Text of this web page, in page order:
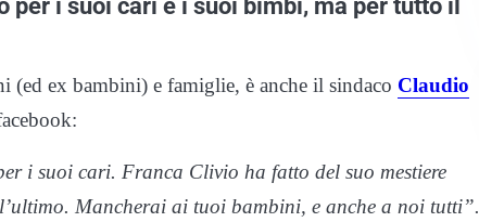
ex bambini) e famiglie, è anche il sindaco Claudio
i suoi cari. Franca Clivio ha fatto del suo mestiere
Mancherai ai tuoi bambini, e anche a noi tutti”.